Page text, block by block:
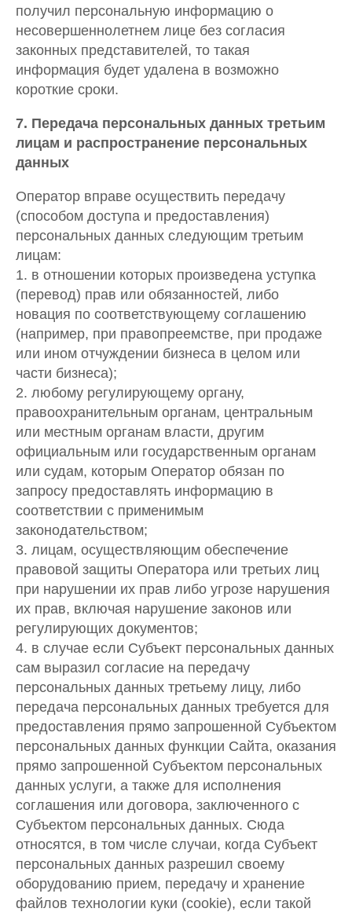
получил персональную информацию о
несовершеннолетнем лице без согласия
законных представителей, то такая
информация будет удалена в возможно
короткие сроки.
7. Передача персональных данных третьим
лицам и распространение персональных
данных
Оператор вправе осуществить передачу
(способом доступа и предоставления)
персональных данных следующим третьим
лицам:
1. в отношении которых произведена уступка
(перевод) прав или обязанностей, либо
новация по соответствующему соглашению
(например, при правопреемстве, при продаже
или ином отчуждении бизнеса в целом или
части бизнеса);
2. любому регулирующему органу,
правоохранительным органам, центральным
или местным органам власти, другим
официальным или государственным органам
или судам, которым Оператор обязан по
запросу предоставлять информацию в
соответствии с применимым
законодательством;
3. лицам, осуществляющим обеспечение
правовой защиты Оператора или третьих лиц
при нарушении их прав либо угрозе нарушения
их прав, включая нарушение законов или
регулирующих документов;
4. в случае если Субъект персональных данных
сам выразил согласие на передачу
персональных данных третьему лицу, либо
передача персональных данных требуется для
предоставления прямо запрошенной Субъектом
персональных данных функции Сайта, оказания
прямо запрошенной Субъектом персональных
данных услуги, а также для исполнения
соглашения или договора, заключенного с
Субъектом персональных данных. Сюда
относятся, в том числе случаи, когда Субъект
персональных данных разрешил своему
оборудованию прием, передачу и хранение
файлов технологии куки (cookie), если такой